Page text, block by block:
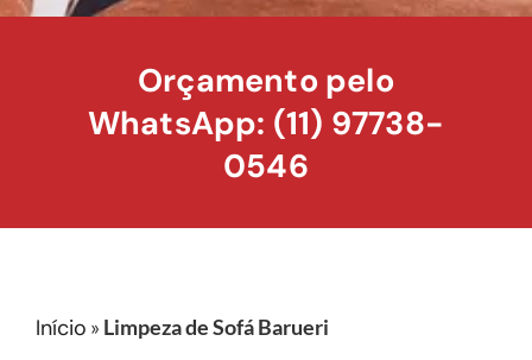
Orçamento pelo
WhatsApp: (11) 97738-
0546
Início » Limpeza de Sofá Barueri